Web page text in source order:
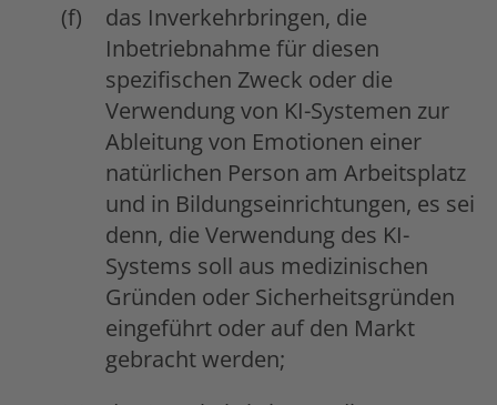
das Inverkehrbringen, die
Inbetriebnahme für diesen
spezifischen Zweck oder die
Verwendung von KI-Systemen zur
Ableitung von Emotionen einer
natürlichen Person am Arbeitsplatz
und in Bildungseinrichtungen, es sei
denn, die Verwendung des KI-
Systems soll aus medizinischen
Gründen oder Sicherheitsgründen
eingeführt oder auf den Markt
gebracht werden;